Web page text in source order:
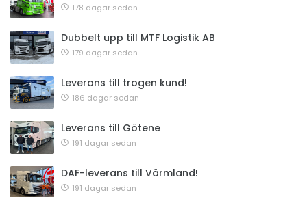
178 dagar sedan
Dubbelt upp till MTF Logistik AB
179 dagar sedan
Leverans till trogen kund!
186 dagar sedan
Leverans till Götene
191 dagar sedan
DAF-leverans till Värmland!
191 dagar sedan